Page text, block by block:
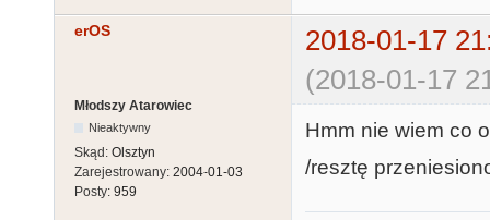
erOS
2018-01-17
(2018-01-17
Młodszy Atarowiec
Nieaktywny
Skąd: Olsztyn
Zarejestrowany: 2004-01-03
Posty: 959
Hmm nie wiem co
/resztę